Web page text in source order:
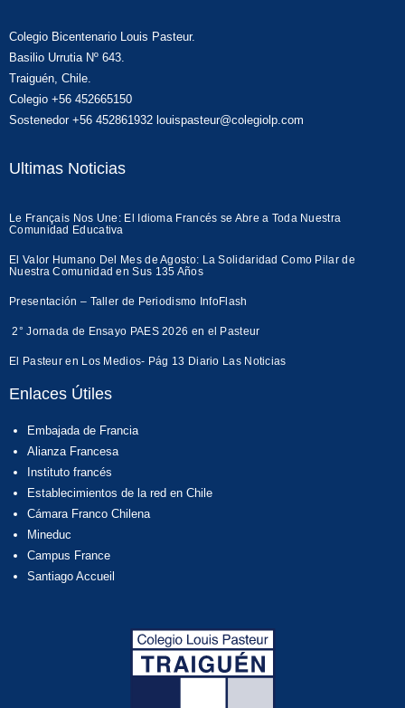
Colegio Bicentenario Louis Pasteur.
Basilio Urrutia Nº 643.
Traiguén, Chile.
Colegio +56 452665150
Sostenedor +56 452861932 louispasteur@colegiolp.com
Ultimas Noticias
Le Français Nos Une: El Idioma Francés se Abre a Toda Nuestra
Comunidad Educativa
El Valor Humano Del Mes de Agosto: La Solidaridad Como Pilar de
Nuestra Comunidad en Sus 135 Años
Presentación – Taller de Periodismo InfoFlash
2° Jornada de Ensayo PAES 2026 en el Pasteur
El Pasteur en Los Medios- Pág 13 Diario Las Noticias
Enlaces Útiles
Embajada de Francia
Alianza Francesa
Instituto francés
Establecimientos de la red en Chile
Cámara Franco Chilena
Mineduc
Campus France
Santiago Accueil